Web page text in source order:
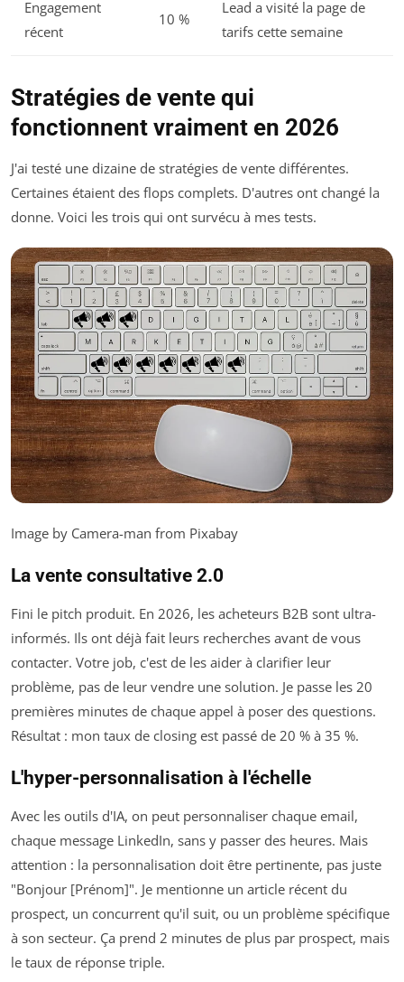
Engagement
récent
10 %
Lead a visité la page de
tarifs cette semaine
Stratégies de vente qui
fonctionnent vraiment en 2026
J'ai testé une dizaine de stratégies de vente différentes.
Certaines étaient des flops complets. D'autres ont changé la
donne. Voici les trois qui ont survécu à mes tests.
Image by Camera-man from Pixabay
La vente consultative 2.0
Fini le pitch produit. En 2026, les acheteurs B2B sont ultra-
informés. Ils ont déjà fait leurs recherches avant de vous
contacter. Votre job, c'est de les aider à clarifier leur
problème, pas de leur vendre une solution. Je passe les 20
premières minutes de chaque appel à poser des questions.
Résultat : mon taux de closing est passé de 20 % à 35 %.
L'hyper-personnalisation à l'échelle
Avec les outils d'IA, on peut personnaliser chaque email,
chaque message LinkedIn, sans y passer des heures. Mais
attention : la personnalisation doit être pertinente, pas juste
"Bonjour [Prénom]". Je mentionne un article récent du
prospect, un concurrent qu'il suit, ou un problème spécifique
à son secteur. Ça prend 2 minutes de plus par prospect, mais
le taux de réponse triple.